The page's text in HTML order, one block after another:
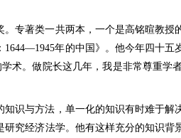
专著类一共两本，一个是高铭暄教授
年的中国》。他今年四十五
学术。做院长这几年，我是非常尊重学
识与方法，单一化的知识有时难于解
究经济法学。他有这样充分的知识背